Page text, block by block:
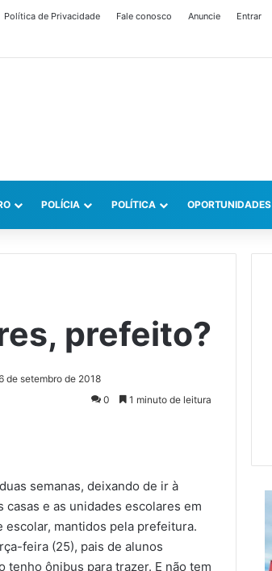
Política de Privacidade Fale conosco Anuncie Entrar
POLÍCIA POLÍTICA OPORTUNIDADES
prefeito?
de setembro de 2018
0
1 minuto de leitura
semanas, deixando de ir à
e as unidades escolares em
mantidos pela prefeitura.
feira (25), pais de alunos
tenho ônibus para trazer. E não tem